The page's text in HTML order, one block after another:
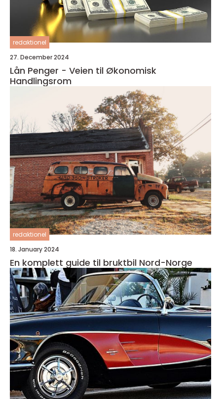
redaktionel
27. December 2024
Lån Penger - Veien til Økonomisk
Handlingsrom
redaktionel
18. January 2024
En komplett guide til bruktbil Nord-Norge